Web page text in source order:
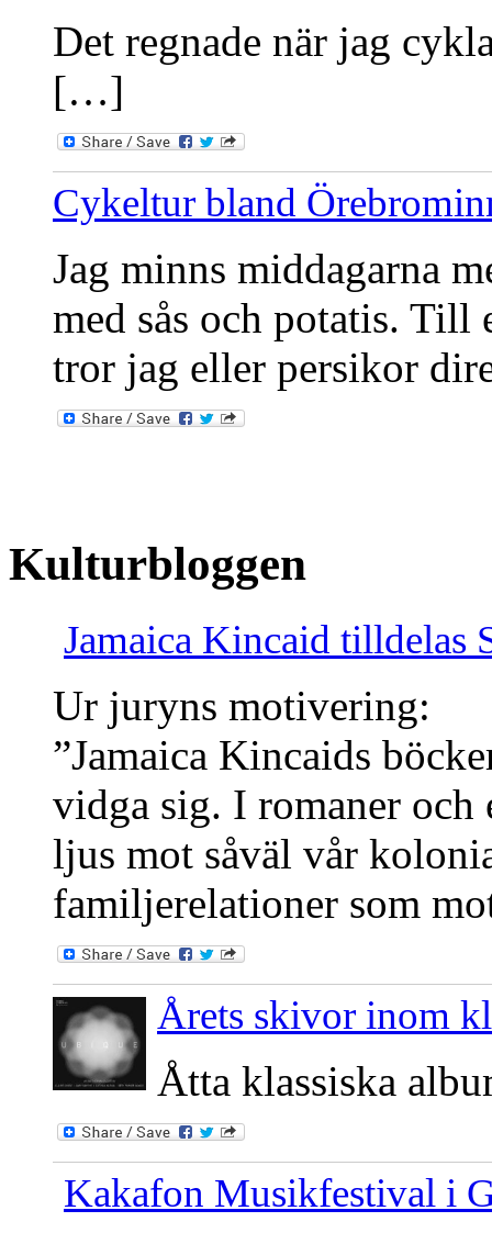
Det regnade när jag
[…]
Cykeltur bland
Jag minns middagarna
med sås och potatis. Till
tror jag eller persikor
Kulturbloggen
Jamaica Kincaid tilldelas
Ur juryns motivering:
”Jamaica Kincaids
vidga sig. I romaner
ljus mot såväl vår
familjerelationer som
Årets skivor inom
Åtta klassiska
Kakafon Musikfestival i